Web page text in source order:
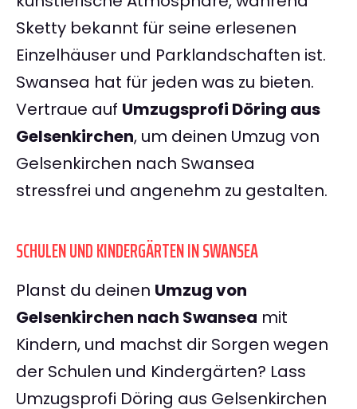
Sketty bekannt für seine erlesenen
Einzelhäuser und Parklandschaften ist.
Swansea hat für jeden was zu bieten.
Vertraue auf Umzugsprofi Döring aus
Gelsenkirchen, um deinen Umzug von
Gelsenkirchen nach Swansea
stressfrei und angenehm zu gestalten.
SCHULEN UND KINDERGÄRTEN IN SWANSEA
Planst du deinen Umzug von
Gelsenkirchen nach Swansea mit
Kindern, und machst dir Sorgen wegen
der Schulen und Kindergärten? Lass
Umzugsprofi Döring aus Gelsenkirchen